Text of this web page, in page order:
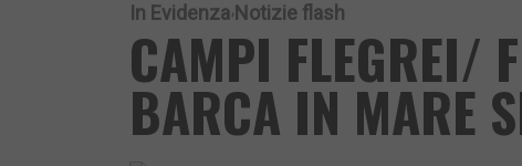
In Evidenza Notizie flash
CAMPI FLEGREI/
BARCA IN MARE